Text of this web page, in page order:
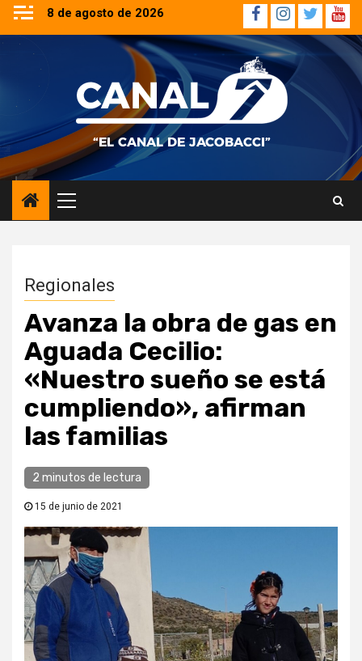
Saltar
contenido
8 de agosto de 2026 Facebook
Instagram
Twitter
Menú
principal
Regionales
Avanza la obra de gas en
Aguada Cecilio:
«Nuestro sueño se está
cumpliendo», afirman
las familias
2 minutos de lectura
15 de junio de 2021